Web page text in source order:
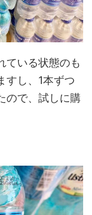
ている状態のも
すし、1本ずつ
ので、試しに購